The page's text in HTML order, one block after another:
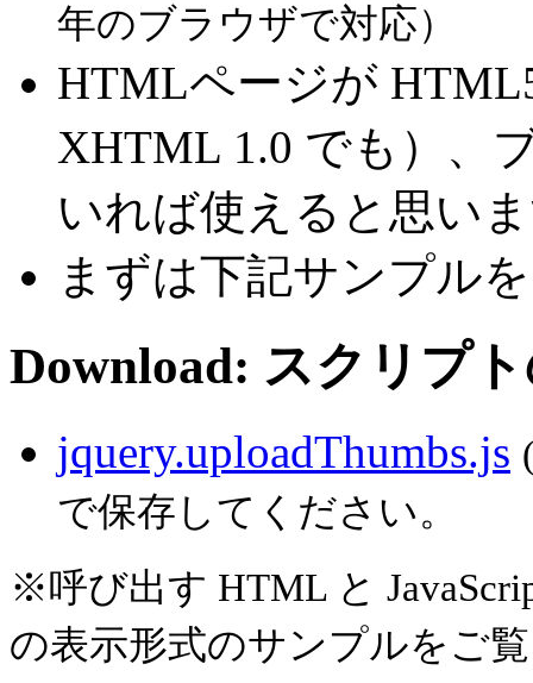
年のブラウザで対応）
HTMLページが
XHTML 1.0 でも）、
いれば使えると思い
まずは下記サンプル
Download: スクリプ
jquery.uploadThumbs.js
で保存してください。
※呼び出す HTML と
の表示形式のサンプルをご